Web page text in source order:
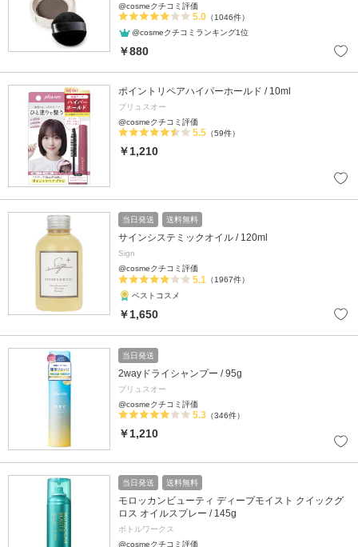
@cosmeクチコミ評価
5.0 （1046件）
@cosmeクチコミランキング1位
￥880
ポイントリペアハイパーホールド / 10ml
プリュスオー
@cosmeクチコミ評価
5.5 （59件）
￥1,210
当日発送 送料無料
サインシステミックオイル / 120ml
Sign
@cosmeクチコミ評価
5.1 （1967件）
ベストコスメ
￥1,650
当日発送
2wayドライシャンプー / 95g
プリュスオー
@cosmeクチコミ評価
5.3 （346件）
￥1,210
当日発送 送料無料
モロッカンビューティ ディープモイスト クイックグ
ロス オイルスプレー / 145g
ボトルワークス
@cosmeクチコミ評価